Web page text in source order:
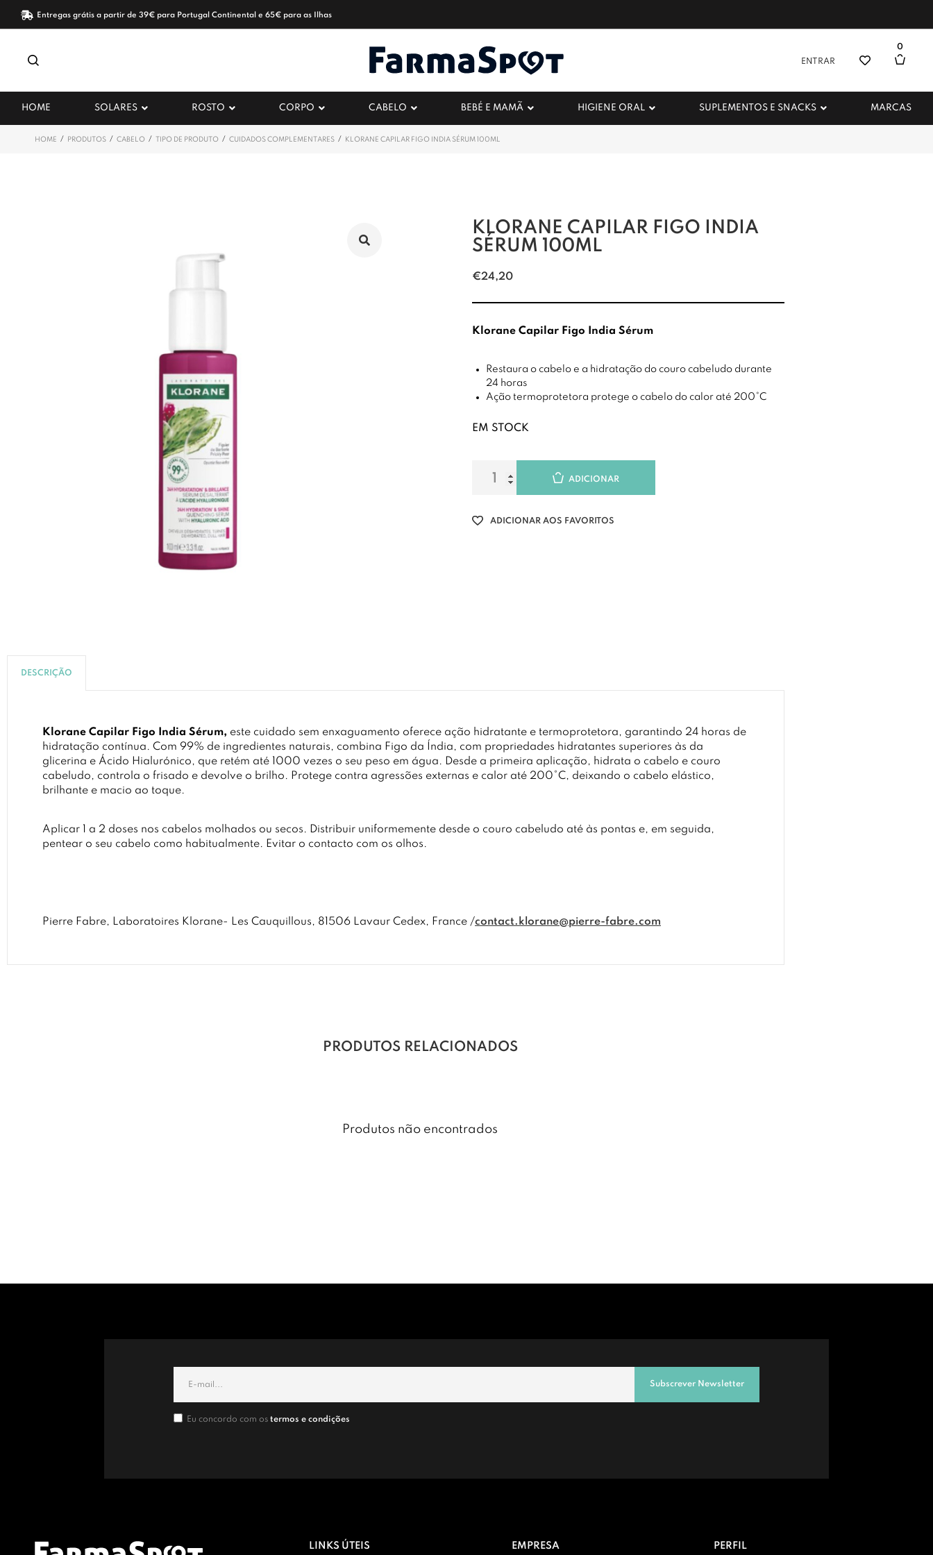
Entregas grátis a partir de 39€ para Portugal Continental e 65€ para as Ilhas
ENTRAR
0
HOME SOLARES ROSTO CORPO CABELO BEBÉ E MAMÃ HIGIENE ORAL SUPLEMENTOS E SNACKS MARCAS
HOME / PRODUTOS / CABELO / TIPO DE PRODUTO / CUIDADOS COMPLEMENTARES / KLORANE CAPILAR FIGO INDIA SÉRUM 100ML
KLORANE CAPILAR FIGO INDIA
SÉRUM 100ML
€24,20
Klorane Capilar Figo India Sérum
Restaura o cabelo e a hidratação do couro cabeludo durante
24 horas
Ação termoprotetora protege o cabelo do calor até 200°C
EM STOCK
ADICIONAR
ADICIONAR AOS FAVORITOS
DESCRIÇÃO
Klorane Capilar Figo India Sérum, este cuidado sem enxaguamento oferece ação hidratante e termoprotetora, garantindo 24 horas de
hidratação contínua. Com 99% de ingredientes naturais, combina Figo da Índia, com propriedades hidratantes superiores às da
glicerina e Ácido Hialurónico, que retém até 1000 vezes o seu peso em água. Desde a primeira aplicação, hidrata o cabelo e couro
cabeludo, controla o frisado e devolve o brilho. Protege contra agressões externas e calor até 200°C, deixando o cabelo elástico,
brilhante e macio ao toque.
Aplicar 1 a 2 doses nos cabelos molhados ou secos. Distribuir uniformemente desde o couro cabeludo até às pontas e, em seguida,
pentear o seu cabelo como habitualmente. Evitar o contacto com os olhos.
Pierre Fabre, Laboratoires Klorane- Les Cauquillous, 81506 Lavaur Cedex, France /contact.klorane@pierre-fabre.com
PRODUTOS RELACIONADOS
Produtos não encontrados
Subscrever Newsletter
Eu concordo com os termos e condições
LINKS ÚTEIS EMPRESA PERFIL